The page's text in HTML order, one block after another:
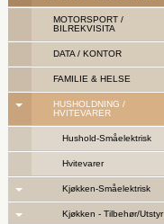
MOTORSPORT /
BILREKVISITA
DATA / KONTOR
FAMILIE & HELSE
HUSHOLDNING /
HVITEVARER
Hushold-Småelektrisk
Hvitevarer
Kjøkken-Småelektrisk
Kjøkken - Tilbehør/Utstyr